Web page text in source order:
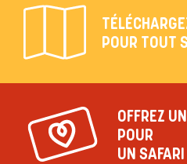
POUR TOUT
OFFREZ
POUR
UN